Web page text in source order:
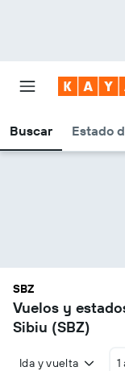
Buscar Estado
SBZ
Vuelos y
Sibiu (SBZ)
Ida y vuelta